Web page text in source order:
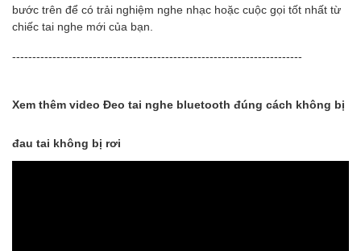
bước trên để có trải nghiệm nghe nhạc hoặc cuộc gọi tốt nhất từ
chiếc tai nghe mới của bạn.
------------------------------------------------------------------------
Xem thêm video Đeo tai nghe bluetooth đúng cách không bị
đau tai không bị rơi